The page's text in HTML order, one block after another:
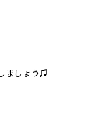
ましょう♫